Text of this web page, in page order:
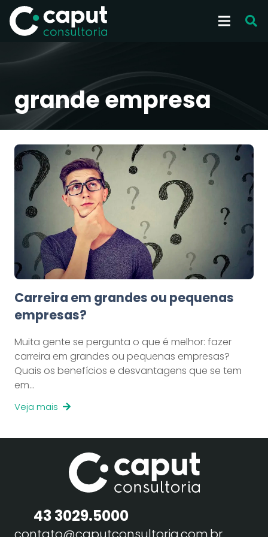
grande empresa
Carreira em grandes ou pequenas
empresas?
Muita gente se pergunta o que é melhor: fazer
carreira em grandes ou pequenas empresas?
Quais os benefícios e desvantagens que se tem
em…
Veja mais
43 3029.5000